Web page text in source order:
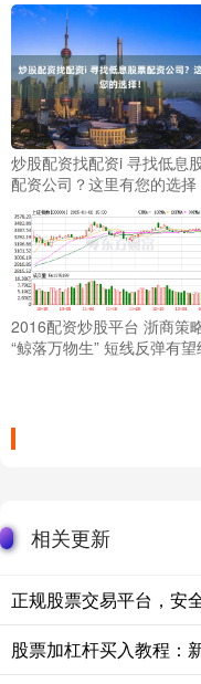
炒股配资找配资i 寻找低息
配资公司？这里有您的选择
2016配资炒股平台 浙商策
“鲸落万物生” 短线反弹有
相关更新
正规股票交易平台，安
股票加杠杆买入教程：